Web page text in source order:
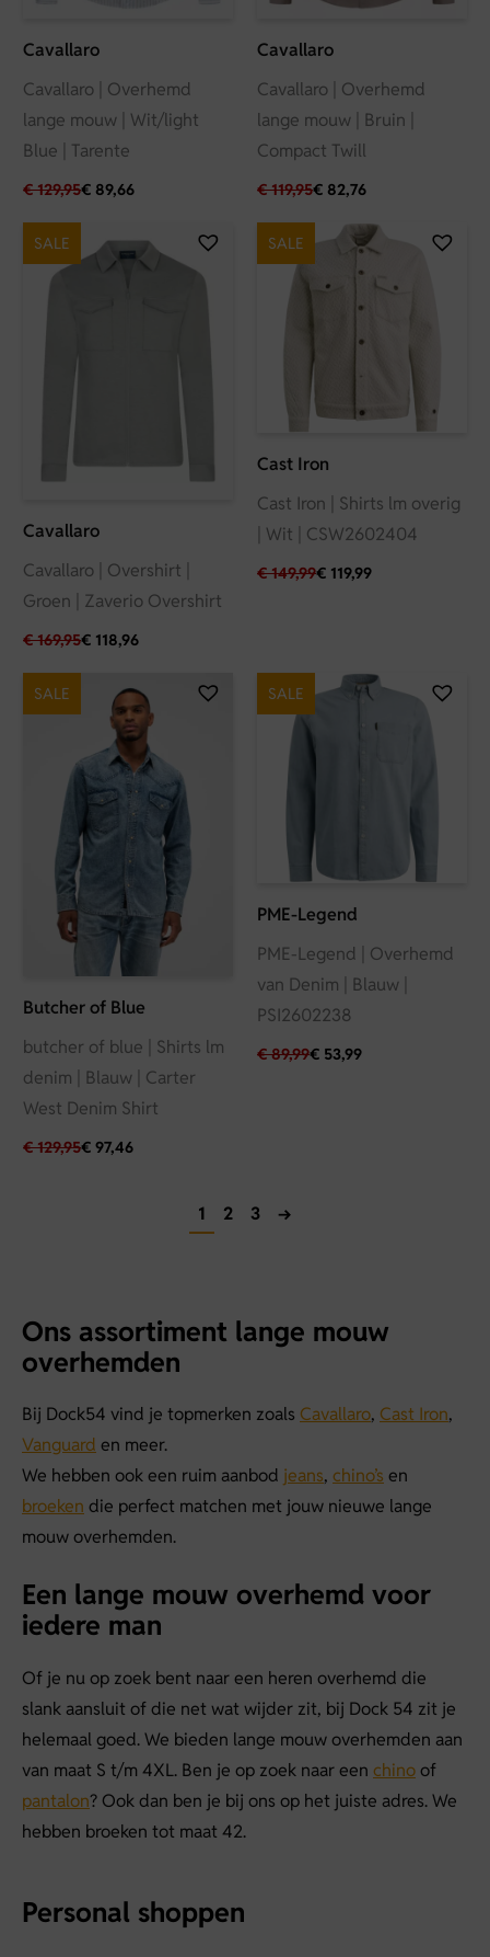
Cavallaro
Cavallaro | Overhemd
lange mouw | Wit/light
Blue | Tarente
€129,95€ 89,66
Cavallaro
Cavallaro | Overhemd
lange mouw | Bruin |
Compact Twill
€119,95€ 82,76
Cavallaro
SALE
Cavallaro | Overshirt |
Groen | Zaverio Overshirt
€169,95€ 118,96
Cast Iron
SALE
Cast Iron | Shirts lm overig
| Wit | CSW2602404
€149,99€ 119,99
Butcher of Blue
SALE
butcher of blue | Shirts lm
denim | Blauw | Carter
West Denim Shirt
€129,95€ 97,46
PME-Legend
SALE
PME-Legend | Overhemd
van Denim | Blauw |
PSI2602238
€89,99€ 53,99
1 2 3 →
Ons assortiment lange mouw
overhemden
Bij Dock54 vind je topmerken zoals Cavallaro, Cast Iron,
Vanguard en meer.
We hebben ook een ruim aanbod jeans, chino’s en
broeken die perfect matchen met jouw nieuwe lange
mouw overhemden.
Een lange mouw overhemd voor
iedere man
Of je nu op zoek bent naar een heren overhemd die
slank aansluit of die net wat wijder zit, bij Dock 54 zit je
helemaal goed. We bieden lange mouw overhemden aan
van maat S t/m 4XL. Ben je op zoek naar een chinoof
pantalon? Ook dan ben je bij ons op het juiste adres. We
hebben broeken tot maat 42.
Personal shoppen